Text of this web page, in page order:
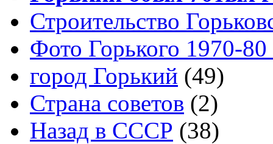
Строительство
Фото Горького 1970-80
город Горький (49)
Страна советов (2)
Назад в СССР (38)